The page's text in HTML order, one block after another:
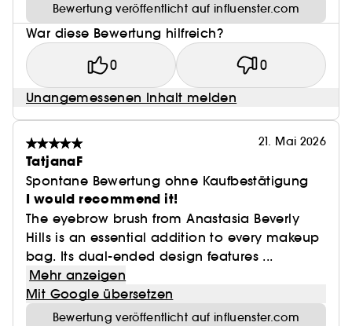
Bewertung veröffentlicht auf influenster.com
War diese Bewertung hilfreich?
0 0
Unangemessenen Inhalt melden
21. Mai 2026
TatjanaF
Spontane Bewertung ohne Kaufbestätigung
I would recommend it!
The eyebrow brush from Anastasia Beverly
Hills is an essential addition to every makeup
bag. Its dual-ended design features ...
Mehr anzeigen
Mit Google übersetzen
Bewertung veröffentlicht auf influenster.com